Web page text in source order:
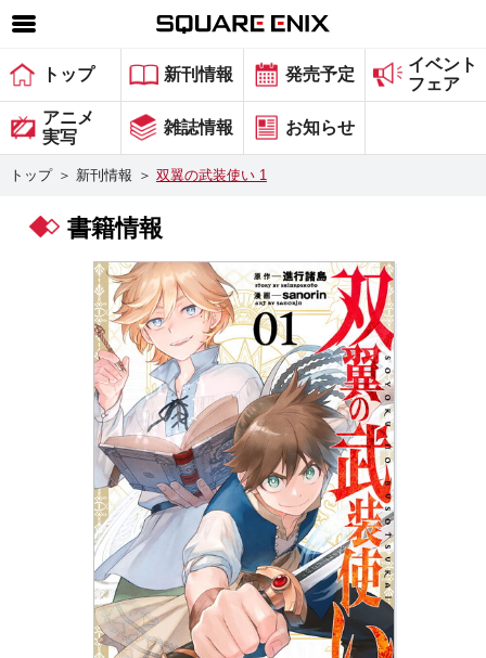
SQUARE ENIX 公式サイトメニュー
ゲーム
マガジン＆ブックス
グッズ
会社情報 採用情報
スクウェア・エニックス サイト内検索
トップ 新刊情報 発売予定
イベント
フェア
アニメ
実写
雑誌情報 お知らせ
トップ ＞ 新刊情報 ＞ 双翼の武装使い 1
書籍情報